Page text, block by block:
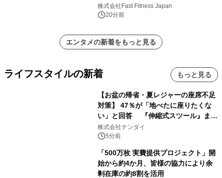
ィットネスジム＞
株式会社Fast Fitness Japan
20分前
エンタメの新着をもっと見る
ライフスタイルの新着 もっと見る
【お盆の帰省・夏レジャーの座席不足
対策】 47％が「地べたに座りたくな
い」と回答 『伸縮式スツール』まと
め買いキャンペーンを8/6開始
株式会社テンダイ
5分前
「500万枚 実費提供プロジェクト」開
始から約4か月、皆様の協力により余
剰在庫の約8割を活用